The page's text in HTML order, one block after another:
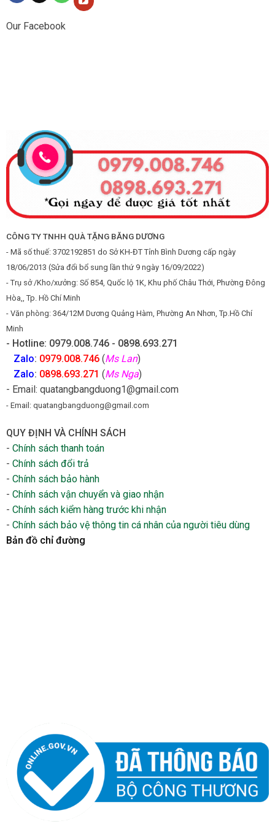
Our Facebook
CÔNG TY TNHH QUÀ TẶNG BĂNG DƯƠNG
- Mã số thuế: 3702192851 do Sở KH-ĐT Tỉnh Bình Dương cấp ngày
18/06/2013 (Sửa đổi bổ sung lần thứ 9 ngày 16/09/2022)
- Trụ sở /Kho/xưởng: Số 854, Quốc lộ 1K, Khu phố Châu Thới, Phường Đông
Hòa,, Tp. Hồ Chí Minh
- Văn phòng: 364/12M Dương Quảng Hàm, Phường An Nhơn, Tp.Hồ Chí
Minh
- Hotline: 0979.008.746 - 0898.693.271
Zalo: 0979.008.746 (Ms Lan)
Zalo: 0898.693.271 (Ms Nga)
- Email: quatangbangduong1@gmail.com
- Email: quatangbangduong@gmail.com
QUY ĐỊNH VÀ CHÍNH SÁCH
- Chính sách thanh toán
- Chính sách đổi trả
- Chính sách bảo hành
- Chính sách vận chuyển và giao nhận
- Chính sách kiểm hàng trước khi nhận
- Chính sách bảo vệ thông tin cá nhân của người tiêu dùng
Bản đồ chỉ đường